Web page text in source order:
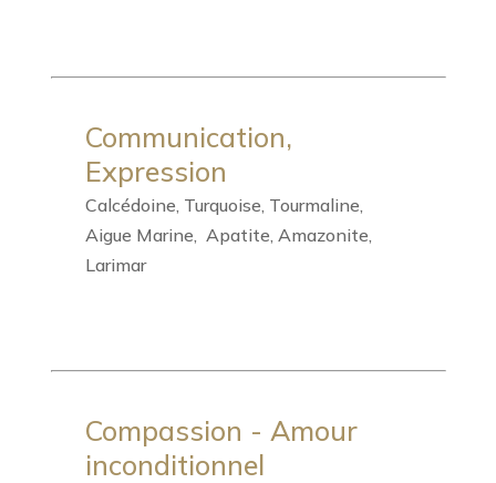
Communication,
Expression
Calcédoine, Turquoise, Tourmaline,
Aigue Marine, Apatite, Amazonite,
Larimar
Compassion - Amour
inconditionnel